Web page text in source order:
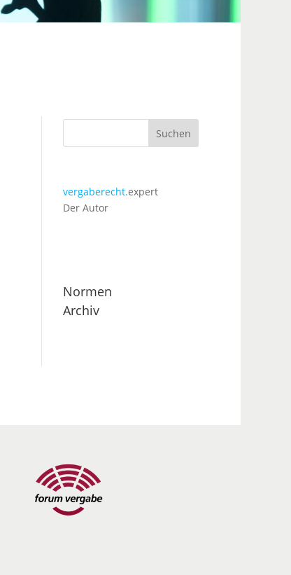
Suchen
vergaberecht.expert
Der Autor
Normen
Archiv